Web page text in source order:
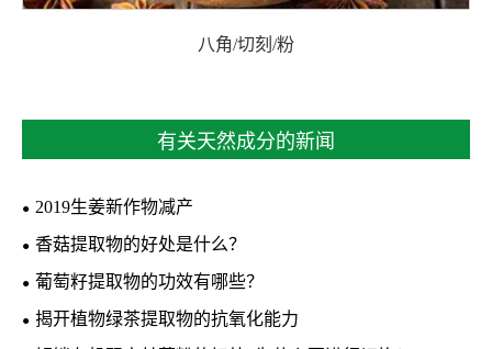
八角/切刻/粉
有关天然成分的新闻
2019生姜新作物减产
香菇提取物的好处是什么？
葡萄籽提取物的功效有哪些？
揭开植物绿茶提取物的抗氧化能力